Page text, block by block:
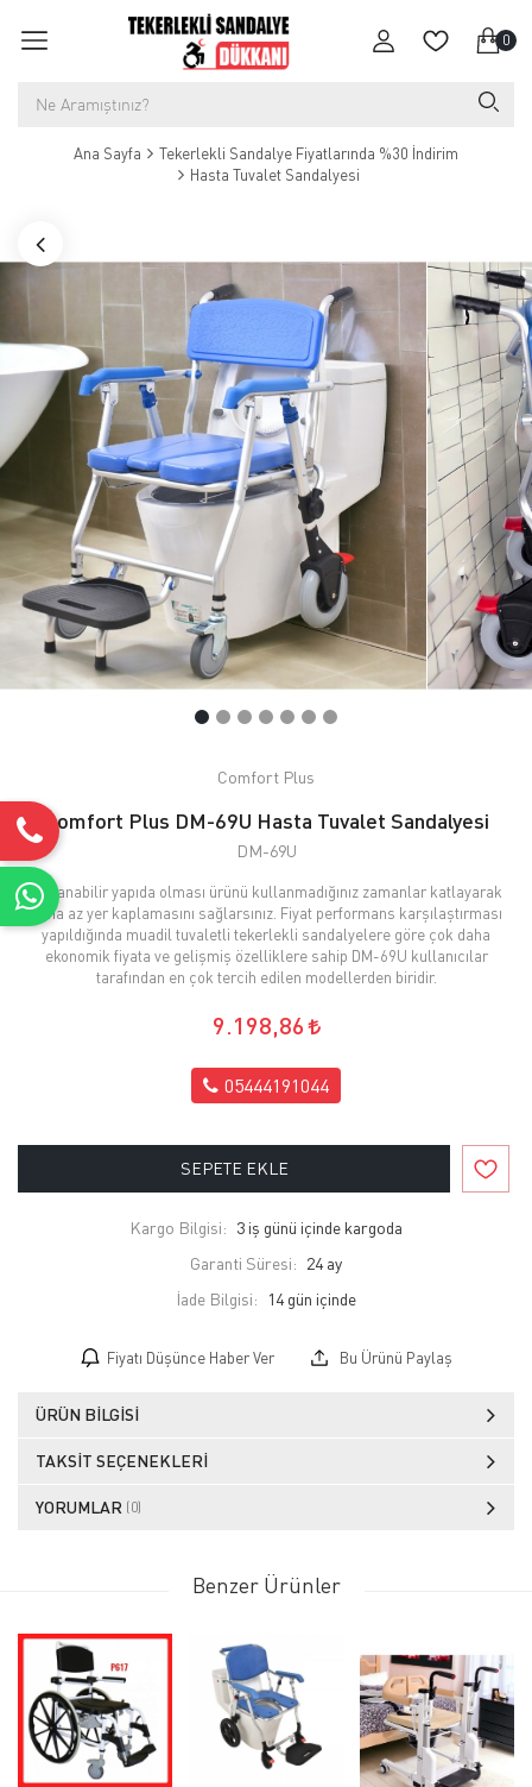
0
Ana Sayfa
Tekerlekli Sandalye Fiyatlarında %30 İndirim
Hasta Tuvalet Sandalyesi
Comfort Plus
Comfort Plus DM-69U Hasta Tuvalet Sandalyesi
DM-69U
Katlanabilir yapıda olması ürünü kullanmadığınız zamanlar katlayarak
daha az yer kaplamasını sağlarsınız. Fiyat performans karşılaştırması
yapıldığında muadil tuvaletli tekerlekli sandalyelere göre çok daha
ekonomik fiyata ve gelişmiş özelliklere sahip DM-69U kullanıcılar
tarafından en çok tercih edilen modellerden biridir.
9.198,86
05444191044
SEPETE EKLE
Kargo Bilgisi: 3 iş günü içinde kargoda
Garanti Süresi: 24 ay
İade Bilgisi:
Fiyatı Düşünce Haber Ver Bu Ürünü Paylaş
ÜRÜN BILGISI
TAKSIT SEÇENEKLERI
YORUMLAR (0)
Benzer Ürünler